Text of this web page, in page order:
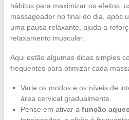
hábitos para maximizar os efeitos:
massageador no final do dia, após
uma pausa relaxante, ajuda a
relaxamento muscular.
Aqui estão algumas dicas simples
frequentes para otimizar cada
Varie os modos e os níveis de
área cervical gradualmente.
Pense em ativar a função